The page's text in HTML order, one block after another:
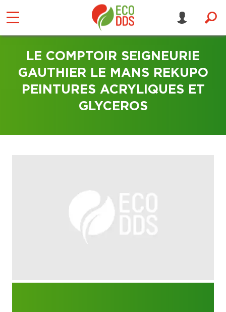
LE COMPTOIR SEIGNEURIE
GAUTHIER LE MANS REKUPO
PEINTURES ACRYLIQUES ET
GLYCEROS